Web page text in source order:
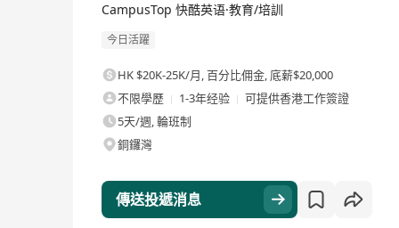
CampusTop 快酷英语·教育/培訓
今日活躍
HK $20K-25K/月,百分比佣金, 底薪$20,000
不限學歷
1-3年经验
可提供香港工作簽證
5天/週, 輪班制
銅鑼灣
傳送投遞消息